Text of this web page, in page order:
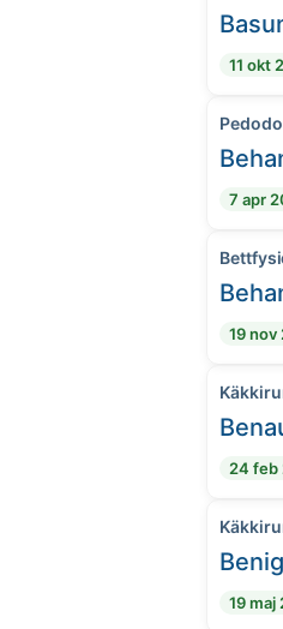
11 okt
7 apr
19 nov
24 feb
19 maj